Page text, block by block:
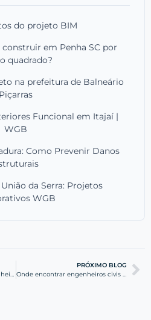
do projeto BIM
em Penha SC por
quadrado?
na prefeitura de Balneário
Piçarras
Funcional em Itajaí |
WGB
Como Prevenir Danos
da Serra: Projetos
WGB
Quais os serviços de um engenheiro civil para construção de prédio em Penha
PRÓXIMO BLOG
Onde encontrar engenheiros civis especializados em obras residenciais e prediais em Barra Velha SC